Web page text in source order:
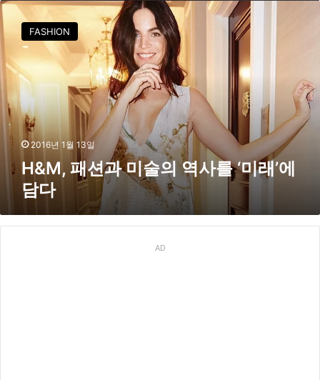
렉
션
출
H
&
M
패
과
미
술
미
FASHION
2016년 1월 13일
H&M, 패션과 미술의 역사를 ‘미래’에
담다
AD